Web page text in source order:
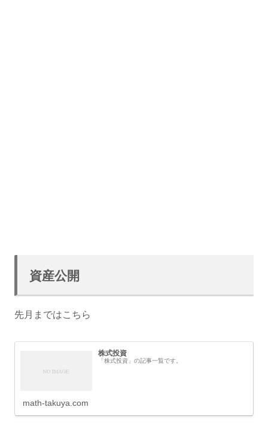
資産公開
先月まではこちら
株式投資
「株式投資」の記事一覧です。
math-takuya.com